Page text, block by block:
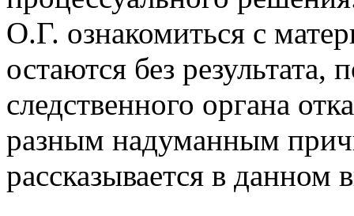
О.Г. ознакомиться с
остаются без результата,
следственного органа
разным надуманным
рассказывается в данном